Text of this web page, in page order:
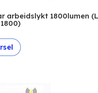
arbeidslykt 1800lumen